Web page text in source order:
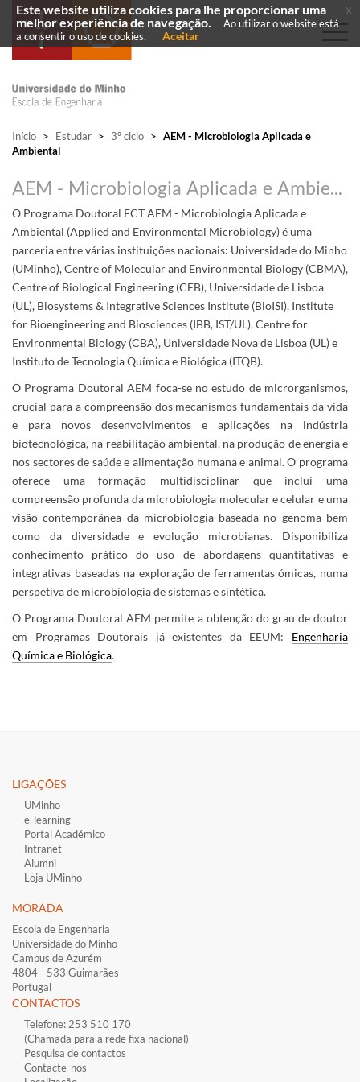
Início > Estudar > 3º ciclo > AEM - Microbiologia Aplicada e
Ambiental
AEM - Microbiologia Aplicada e Ambiental (Programa Doutoral)
O Programa Doutoral FCT AEM - Microbiologia Aplicada e
Ambiental (Applied and Environmental Microbiology) é uma
parceria entre várias instituições nacionais: Universidade do Minho
(UMinho), Centre of Molecular and Environmental Biology (CBMA),
Centre of Biological Engineering (CEB), Universidade de Lisboa
(UL), Biosystems & Integrative Sciences Institute (BioISI), Institute
for Bioengineering and Biosciences (IBB, IST/UL), Centre for
Environmental Biology (CBA), Universidade Nova de Lisboa (UL) e
Instituto de Tecnologia Química e Biológica (ITQB).
​O Programa Doutoral AEM foca-se no estudo de microrganismos,
crucial para a compreensão dos mecanismos fundamentais da vida
e para novos desenvolvimentos e aplicações na indústria
biotecnológica, na reabilitação ambiental, na produção de energia e
nos sectores de saúde e alimentação humana e animal. O programa
oferece uma formação multidisciplinar que inclui uma
compreensão profunda da microbiologia molecular e celular e uma
visão contemporânea da microbiologia baseada no genoma bem
como da diversidade e evolução microbianas. Disponibiliza
conhecimento prático do uso de abordagens quantitativas e
integrativas baseadas na exploração de ferramentas ómicas, numa
perspetiva de microbiologia de sistemas e sintética.
O Programa Doutoral AEM permite a obtenção do grau de doutor
em Programas Doutorais já existentes da EEUM: Engenharia
Química e Biológica​​​​​​​​​​.
LIGAÇÕES​
UMinho
e-learning
Portal Académico
Intranet
Alumni
Loja UMinho
MORADA
Escola de Engenharia
Universidade do Minho
Campus de Azurém
4804 - 533 Guimarães
Portugal
CONTACTOS
Telefone: 253 510 170
(Chamada para a rede fixa nacional)
Pesquisa de contactos
Contacte-nos
Este website utiliza cookies para lhe proporcionar uma
melhor experiência de navegação.
Ao utilizar o website está
a consentir o uso de cookies.
Aceitar
x